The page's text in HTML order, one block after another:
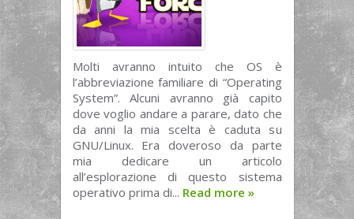
Molti avranno intuito che OS è
l’abbreviazione familiare di “Operating
System”. Alcuni avranno già capito
dove voglio andare a parare, dato che
da anni la mia scelta è caduta su
GNU/Linux. Era doveroso da parte
mia dedicare un articolo
all’esplorazione di questo sistema
operativo prima di... Read more »